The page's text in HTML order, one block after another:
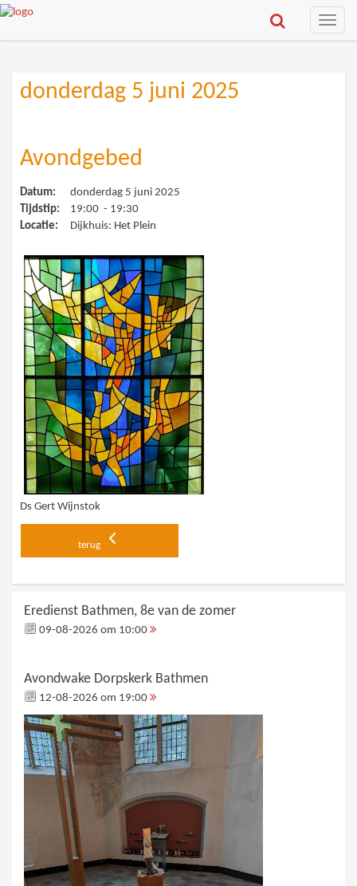
Toggle
donderdag 5 juni 2025
Avondgebed
Datum:
donderdag 5 juni 2025
Tijdstip:
19:00 - 19:30
Locatie:
Dijkhuis: Het Plein
Ds Gert Wijnstok
terug
Eredienst Bathmen, 8e van de zomer
09-08-2026 om 10:00
Avondwake Dorpskerk Bathmen
12-08-2026 om 19:00